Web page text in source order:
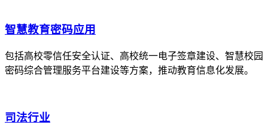
智慧教育密码应用
包括高校零信任安全认证、高校统一电子签章建设、智慧校园
密码综合管理服务平台建设等方案，推动教育信息化发展。
司法行业